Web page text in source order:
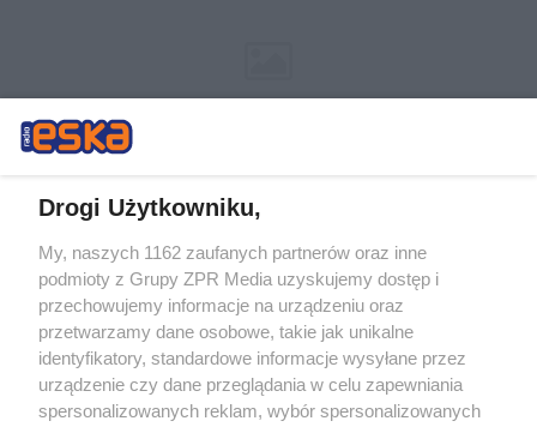
Żaden utwór zamieszczony w serwisie nie może być powielany i
rozpowszechniany lub dalej rozpowszechniany w jakikolwiek sposób (w
tym także elektroniczny lub mechaniczny) na jakimkolwiek polu
eksploatacji w jakiejkolwiek formie, włącznie z umieszczaniem w
Internecie bez pisemnej zgody właściciela praw. Jakiekolwiek użycie lub
wykorzystanie utworów w całości lub w części z naruszeniem prawa,
tzn. bez właściwej zgody, jest zabronione pod groźbą kary i może być
ścigane prawnie.
Drogi Użytkowniku,
My, naszych 1162 zaufanych partnerów oraz inne
podmioty z Grupy ZPR Media uzyskujemy dostęp i
przechowujemy informacje na urządzeniu oraz
przetwarzamy dane osobowe, takie jak unikalne
identyfikatory, standardowe informacje wysyłane przez
urządzenie czy dane przeglądania w celu zapewniania
spersonalizowanych reklam, wybór spersonalizowanych